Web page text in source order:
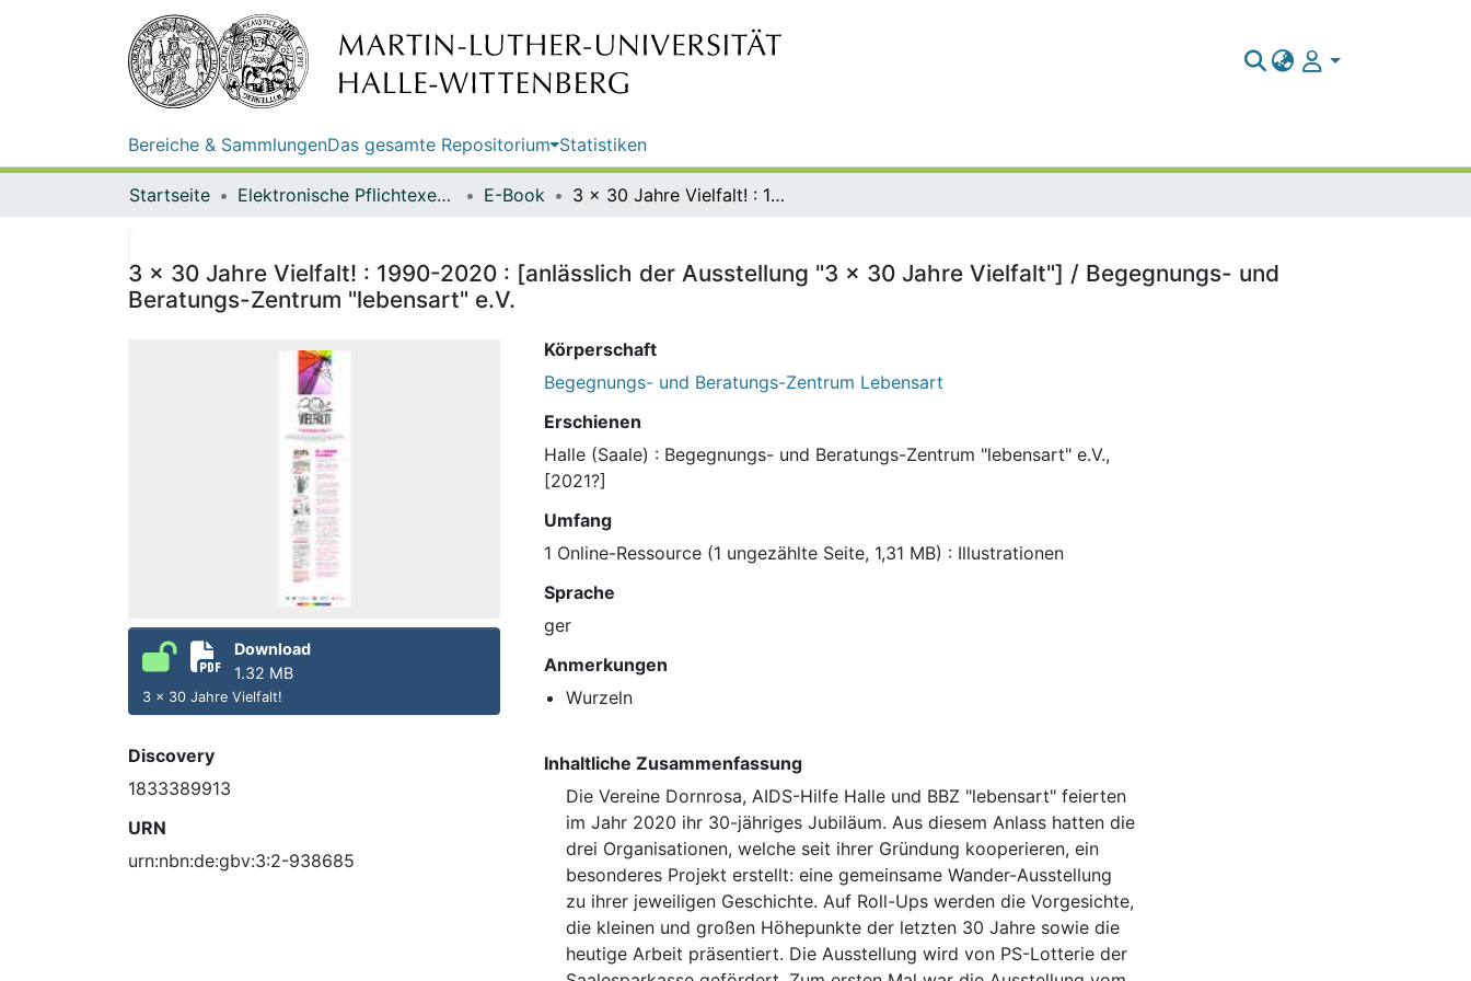
Bereiche & SammlungenDas gesamte Repositorium Statistiken
Startseite Elektronische Pflichtexemplare E-Book 3 x 30 Jahre Vielfalt! : 1990-2020 : [anlässlich der Ausstellung "3 x 30 Jahre Vielfalt"] / Begegnungs- und Beratungs-Zentrum "lebensart" e.V.
3 x 30 Jahre Vielfalt! : 1990-2020 : [anlässlich der Ausstellung "3 x 30 Jahre Vielfalt"] / Begegnungs- und
Beratungs-Zentrum "lebensart" e.V.
Download
1.32 MB
3 x 30 Jahre Vielfalt!
Discovery
1833389913
URN
urn:nbn:de:gbv:3:2-938685
Körperschaft
Begegnungs- und Beratungs-Zentrum Lebensart
Erschienen
Halle (Saale) : Begegnungs- und Beratungs-Zentrum "lebensart" e.V.,
[2021?]
Umfang
1 Online-Ressource (1 ungezählte Seite, 1,31 MB) : Illustrationen
Sprache
ger
Anmerkungen
Wurzeln
Inhaltliche Zusammenfassung
Die Vereine Dornrosa, AIDS-Hilfe Halle und BBZ "lebensart" feierten
im Jahr 2020 ihr 30-jähriges Jubiläum. Aus diesem Anlass hatten die
drei Organisationen, welche seit ihrer Gründung kooperieren, ein
besonderes Projekt erstellt: eine gemeinsame Wander-Ausstellung
zu ihrer jeweiligen Geschichte. Auf Roll-Ups werden die Vorgesichte,
die kleinen und großen Höhepunkte der letzten 30 Jahre sowie die
heutige Arbeit präsentiert. Die Ausstellung wird von PS-Lotterie der